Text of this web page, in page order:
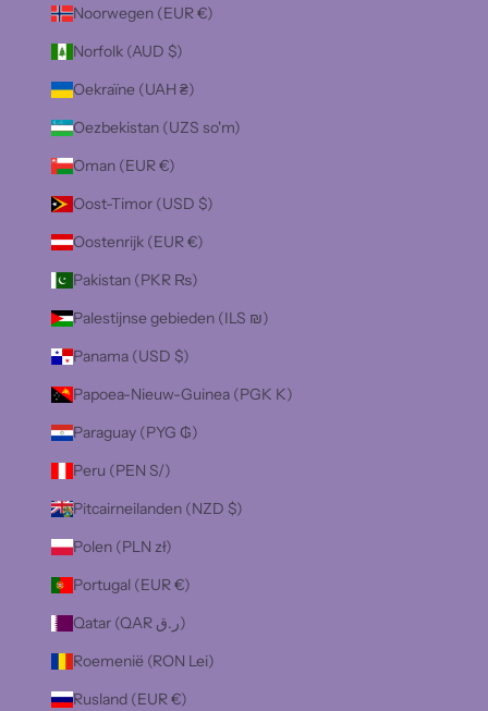
Noorwegen (EUR €)
Norfolk (AUD $)
Oekraïne (UAH ₴)
Oezbekistan (UZS so'm)
Oman (EUR €)
Oost-Timor (USD $)
Oostenrijk (EUR €)
Pakistan (PKR ₨)
Palestijnse gebieden (ILS ₪)
Panama (USD $)
Papoea-Nieuw-Guinea (PGK K)
Paraguay (PYG ₲)
Peru (PEN S/)
Pitcairneilanden (NZD $)
Polen (PLN zł)
Portugal (EUR €)
Qatar (QAR ر.ق)
Roemenië (RON Lei)
Rusland (EUR €)